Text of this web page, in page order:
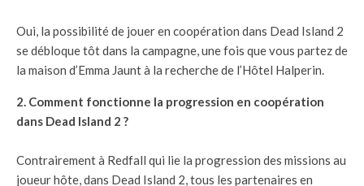
Oui, la possibilité de jouer en coopération dans Dead Island 2
se débloque tôt dans la campagne, une fois que vous partez de
la maison d’Emma Jaunt à la recherche de l’Hôtel Halperin.
2. Comment fonctionne la progression en coopération
dans Dead Island 2 ?
Contrairement à Redfall qui lie la progression des missions au
joueur hôte, dans Dead Island 2, tous les partenaires en